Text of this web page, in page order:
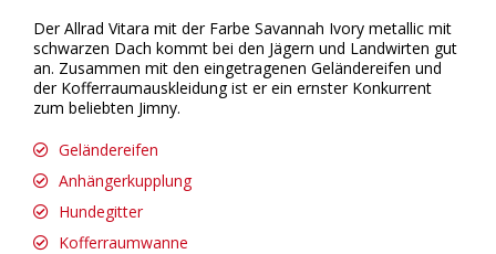
Der Allrad Vitara mit der Farbe Savannah Ivory metallic mit
schwarzen Dach kommt bei den Jägern und Landwirten gut
an. Zusammen mit den eingetragenen Geländereifen und
der Kofferraumauskleidung ist er ein ernster Konkurrent
zum beliebten Jimny.
Geländereifen
Anhängerkupplung
Hundegitter
Kofferraumwanne